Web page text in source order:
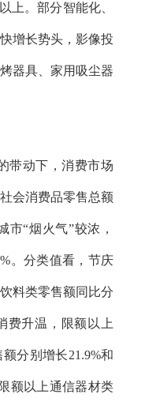
上。部分智能化、
增长势头，影像投
器具、家用吸尘器
带动下，消费市场
会消费品零售总额
市“烟火气”较浓，
。分类值看，节庆
料类零售额同比分
费升温，限额以上
分别增长21.9%和
额以上通信器材类